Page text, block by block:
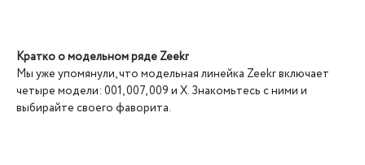
Кратко о модельном ряде Zeekr
Мы уже упомянули, что модельная линейка Zeekr включает
четыре модели: 001, 007, 009 и X. Знакомьтесь с ними и
выбирайте своего фаворита.